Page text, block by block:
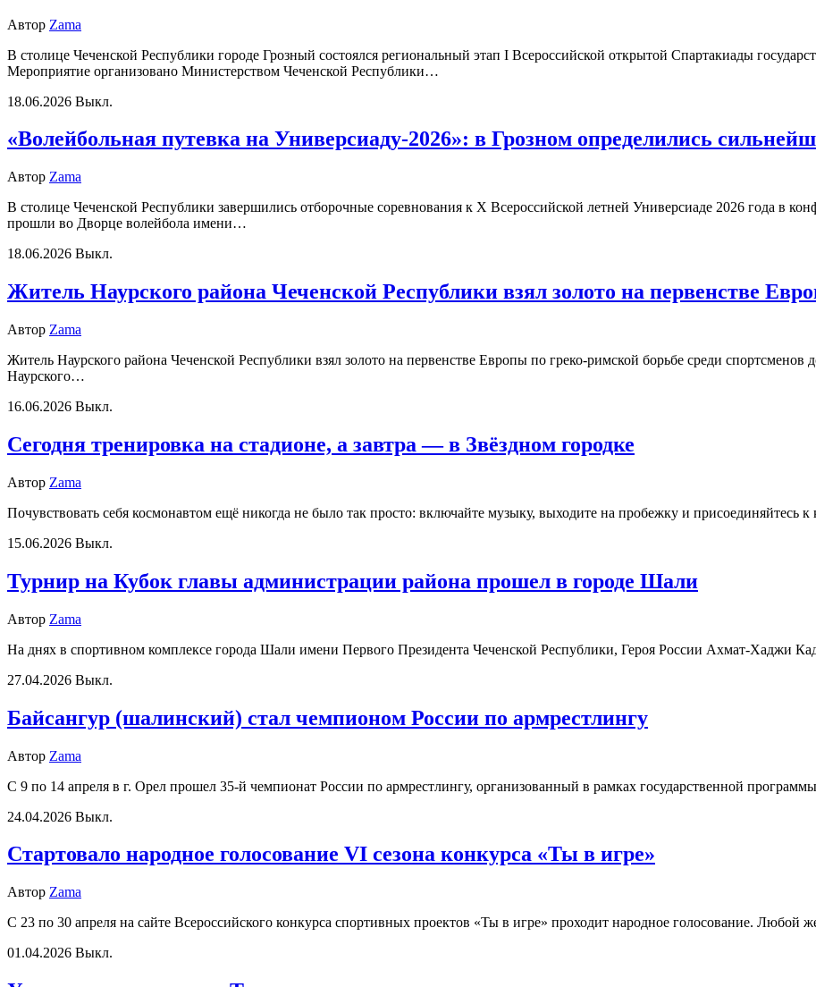
Автор Zama
В столице Чеченской Республики городе Грозный состоялся региональный этап I Всероссийской открытой Спартакиады
Мероприятие организовано Министерством Чеченской Республики…
18.06.2026 Выкл.
«Волейбольная путевка на Универсиаду-2026»: в Грозном определились
Автор Zama
В столице Чеченской Республики завершились отборочные соревнования к X Всероссийской летней Универсиаде 2026 года в
прошли во Дворце волейбола имени…
18.06.2026 Выкл.
Житель Наурского района Чеченской Республики взял золото на первенстве
Автор Zama
Житель Наурского района Чеченской Республики взял золото на первенстве Европы по греко-римской борьбе среди
Наурского…
16.06.2026 Выкл.
Сегодня тренировка на стадионе, а завтра — в Звёздном городке
Автор Zama
Почувствовать себя космонавтом ещё никогда не было так просто: включайте музыку, выходите на пробежку и присоединяйтесь
15.06.2026 Выкл.
Турнир на Кубок главы администрации района прошел в городе Шали
Автор Zama
На днях в спортивном комплексе города Шали имени Первого Президента Чеченской Республики, Героя России Ахмат-Хаджи
27.04.2026 Выкл.
Байсангур (шалинский) стал чемпионом России по армрестлингу
Автор Zama
С 9 по 14 апреля в г. Орел прошел 35-й чемпионат России по армрестлингу, организованный в рамках государственной
24.04.2026 Выкл.
Стартовало народное голосование VI сезона конкурса «Ты в игре»
Автор Zama
С 23 по 30 апреля на сайте Всероссийского конкурса спортивных проектов «Ты в игре» проходит народное голосование.
01.04.2026 Выкл.